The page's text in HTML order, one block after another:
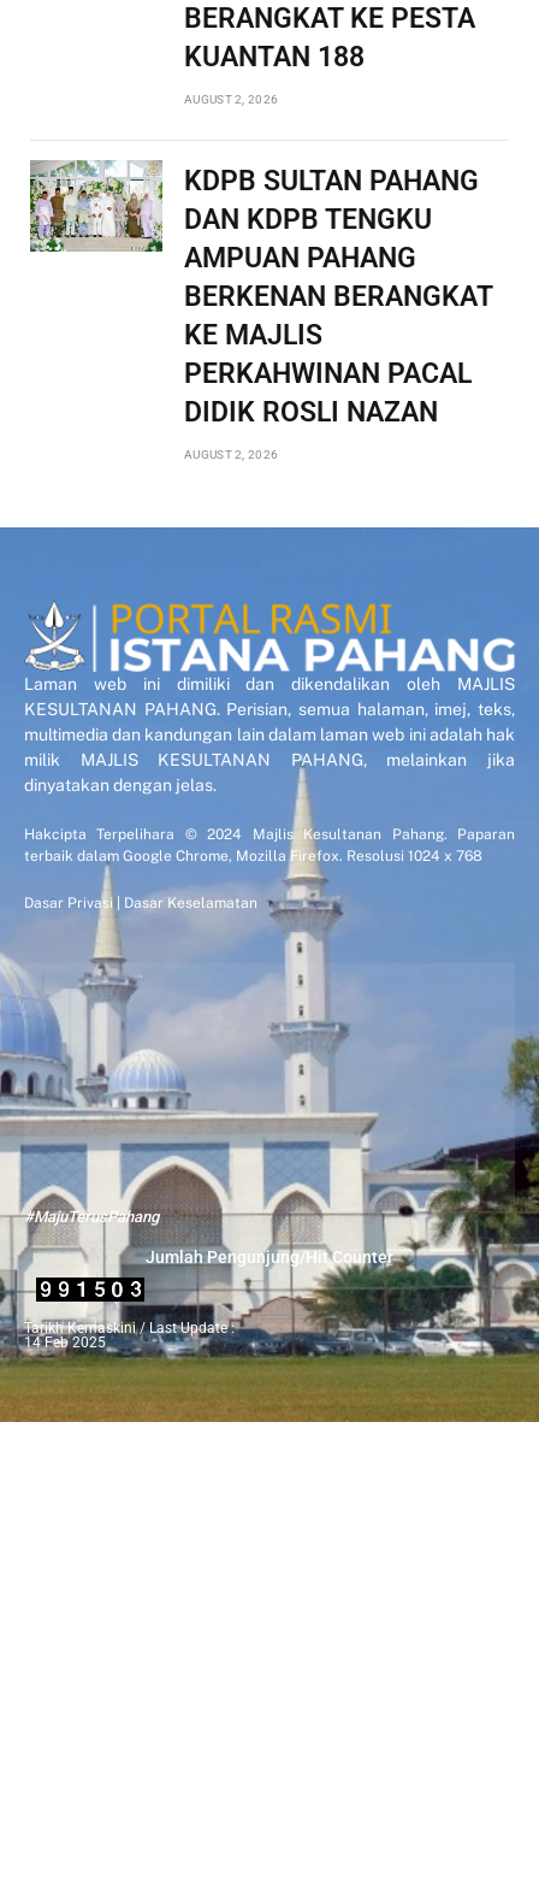
BERANGKAT KE PESTA
KUANTAN 188
AUGUST 2, 2026
KDPB SULTAN PAHANG
DAN KDPB TENGKU
AMPUAN PAHANG
BERKENAN BERANGKAT
KE MAJLIS
PERKAHWINAN PACAL
DIDIK ROSLI NAZAN
AUGUST 2, 2026
Laman web ini dimiliki dan dikendalikan oleh MAJLIS
KESULTANAN PAHANG. Perisian, semua halaman, imej, teks,
multimedia dan kandungan lain dalam laman web ini adalah hak
milik MAJLIS KESULTANAN PAHANG, melainkan jika
dinyatakan dengan jelas.
Hakcipta Terpelihara © 2024 Majlis Kesultanan Pahang. Paparan
terbaik dalam Google Chrome, Mozilla Firefox. Resolusi 1024 x 768
Dasar Privasi Dasar Keselamatan
#MajuTerusPahang
Jumlah Pengunjung/Hit Counter
Tarikh Kemaskini / Last Update :
14 Feb 2025